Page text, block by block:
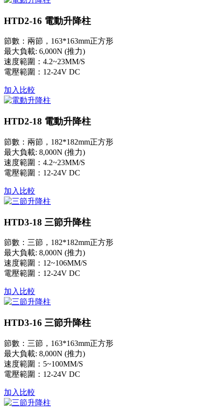
HTD2-16 電動升降柱
節數：兩節，163*163mm正方形
最大負載: 6,000N (推力)
速度範圍：4.2~23MM/S
電壓範圍：12-24V DC
加入比較
HTD2-18 電動升降柱
節數：兩節，182*182mm正方形
最大負載: 8,000N (推力)
速度範圍：4.2~23MM/S
電壓範圍：12-24V DC
加入比較
HTD3-18 三節升降柱
節數：三節，182*182mm正方形
最大負載: 8,000N (推力)
速度範圍：12~106MM/S
電壓範圍：12-24V DC
加入比較
HTD3-16 三節升降柱
節數：三節，163*163mm正方形
最大負載: 8,000N (推力)
速度範圍：5~100MM/S
電壓範圍：12-24V DC
加入比較